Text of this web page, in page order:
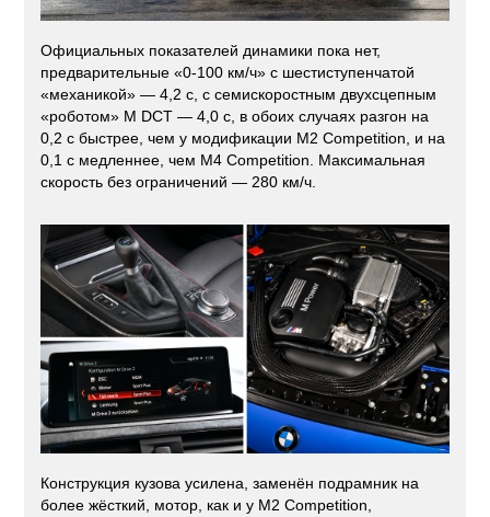
Официальных показателей динамики пока нет,
предварительные «0-100 км/ч» с шестиступенчатой
«механикой» — 4,2 с, с семискоростным двухсцепным
«роботом» M DCT — 4,0 с, в обоих случаях разгон на
0,2 с быстрее, чем у модификации M2 Competition, и на
0,1 с медленнее, чем M4 Competition. Максимальная
скорость без ограничений — 280 км/ч.
Конструкция кузова усилена, заменён подрамник на
более жёсткий, мотор, как и у M2 Competition,